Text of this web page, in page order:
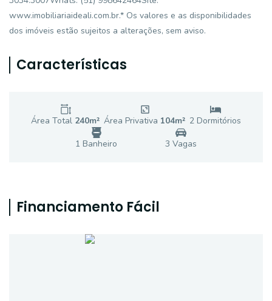
www.imobiliariaideali.com.br.* Os valores e as disponibilidades
dos imóveis estão sujeitos a alterações, sem aviso.
Características
Área Total 240m² Área Privativa 104m² 2 Dormitórios
1 Banheiro 3 Vagas
Financiamento Fácil